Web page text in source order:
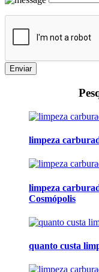
Enviar
limpeza
limpeza
Cosmópolis
quanto custa